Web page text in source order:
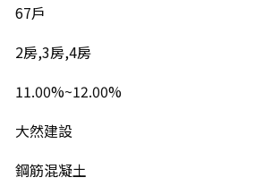
67戶
2房,3房,4房
11.00%~12.00%
大然建設
鋼筋混凝土